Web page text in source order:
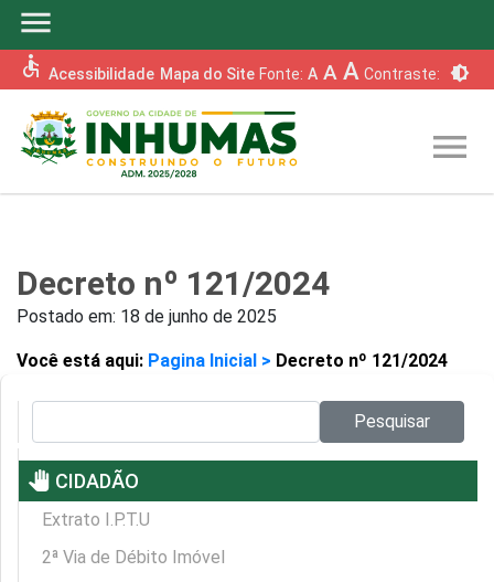
menu
accessible Acessibilidade Mapa do Site Fonte: A A A Contraste: brightness_6
menu
Decreto nº 121/2024
Postado em: 18 de junho de 2025
Você está aqui: Pagina Inicial > Decreto nº 121/2024
Pesquisar
pan_tool CIDADÃO
Extrato I.P.T.U
2ª Via de Débito Imóvel